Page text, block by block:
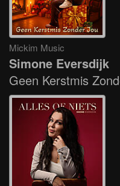
Mickim Music
Simone Eversdijk
Geen Kerstmis